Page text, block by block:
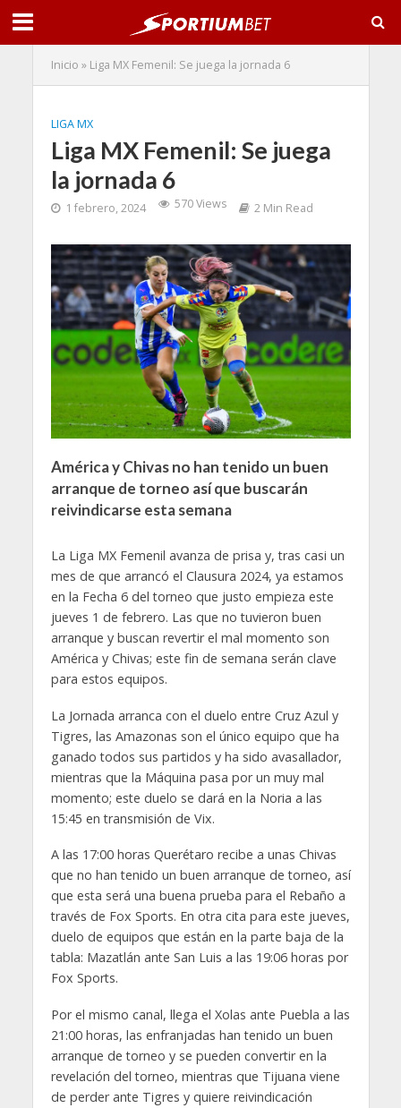
Inicio » Liga MX Femenil: Se juega la jornada 6
LIGA MX
Liga MX Femenil: Se juega
la jornada 6
1 febrero, 2024 570 Views 2 Min Read
América y Chivas no han tenido un buen
arranque de torneo así que buscarán
reivindicarse esta semana
La Liga MX Femenil avanza de prisa y, tras casi un
mes de que arrancó el Clausura 2024, ya estamos
en la Fecha 6 del torneo que justo empieza este
jueves 1 de febrero. Las que no tuvieron buen
arranque y buscan revertir el mal momento son
América y Chivas; este fin de semana serán clave
para estos equipos.
La Jornada arranca con el duelo entre Cruz Azul y
Tigres, las Amazonas son el único equipo que ha
ganado todos sus partidos y ha sido avasallador,
mientras que la Máquina pasa por un muy mal
momento; este duelo se dará en la Noria a las
15:45 en transmisión de Vix.
A las 17:00 horas Querétaro recibe a unas Chivas
que no han tenido un buen arranque de torneo, así
que esta será una buena prueba para el Rebaño a
través de Fox Sports. En otra cita para este jueves,
duelo de equipos que están en la parte baja de la
tabla: Mazatlán ante San Luis a las 19:06 horas por
Fox Sports.
Por el mismo canal, llega el Xolas ante Puebla a las
21:00 horas, las enfranjadas han tenido un buen
arranque de torneo y se pueden convertir en la
revelación del torneo, mientras que Tijuana viene
de perder ante Tigres y quiere reivindicación